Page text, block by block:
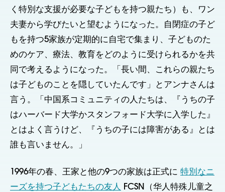
く特別な支援が必要な子どもを持つ親たち）も、ワン
夫妻から学びたいと望むようになった。自閉症の子ど
もを持つ5家族が定期的に自宅で集まり、子どものた
めのケア、療法、教育をどのように受けられるかを共
同で考えるようになった。「長い間、これらの親たち
は子どものことを隠していたんです」とアンナさんは
言う。「中国系コミュニティの人たちは、『うちの子
はハーバード大学かスタンフォード大学に入学した』
とはよく言うけど、『うちの子には障害がある』とは
誰も言いません。」
1996年の春、王家と他の9つの家族は正式に 特別なニ
ーズを持つ子どもたちの友人
FCSN（华人特殊儿童之